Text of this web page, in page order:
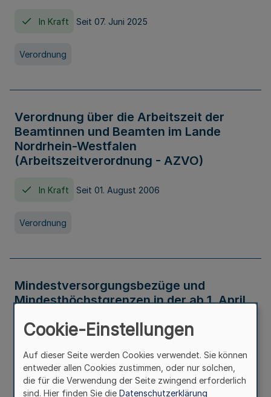
In Kraft Seit 07. Juni 2025
Verordnung
Verordnung über die Arbeitszeit der
Beamtinnen und Beamten im Lande
Nordrhein-Westfalen
(Arbeitszeitverordnung - AZVO)
In Kraft Seit 01. August 2006
Verordnung
Mindestversorgungsbezüge und
Mindesthöchstgrenzen in der ab 1. April
Verwaltungsvorschrift
Cookie-Einstellungen
Auf dieser Seite werden Cookies verwendet. Sie können
entweder allen Cookies zustimmen, oder nur solchen,
die für die Verwendung der Seite zwingend erforderlich
sind. Hier finden Sie die Datenschutzerklärung